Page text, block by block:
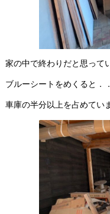
家の中で終わりだと思って
ブルーシートをめくると．
車庫の半分以上を占めてい